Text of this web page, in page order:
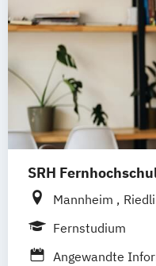
SRH
Mannheim
Düsseldorf
Fernstudium
Angewandte